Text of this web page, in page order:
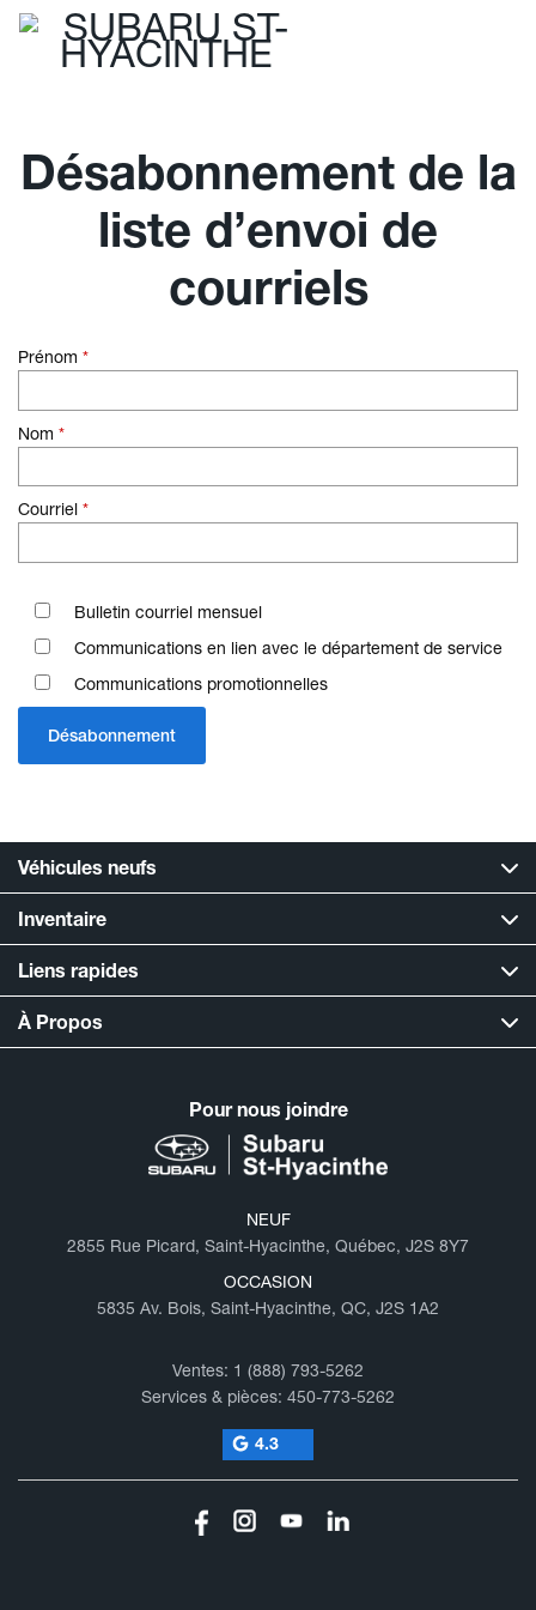
Désabonnement de la
liste d’envoi de
courriels
Prénom *
Nom *
Courriel *
Bulletin courriel mensuel
Communications en lien avec le département de service
Communications promotionnelles
Pour nous joindre
NEUF
2855 Rue Picard, Saint-Hyacinthe, Québec, J2S 8Y7
OCCASION
5835 Av. Bois, Saint-Hyacinthe, QC, J2S 1A2
Ventes: 1 (888) 793-5262
Services & pièces: 450-773-5262
4.3
Véhicules neufs
Inventaire
Liens rapides
À Propos